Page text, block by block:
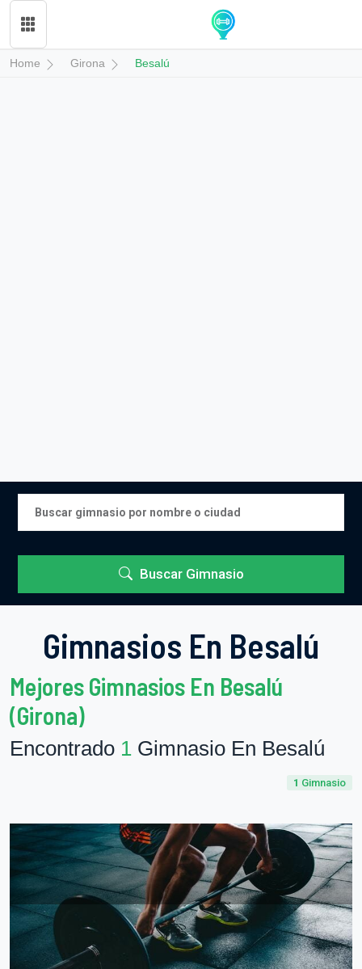
Home Girona Besalú
Buscar Gimnasio
Gimnasios En Besalú
Mejores Gimnasios En Besalú
(Girona)
Encontrado 1 Gimnasio En Besalú
1 Gimnasio